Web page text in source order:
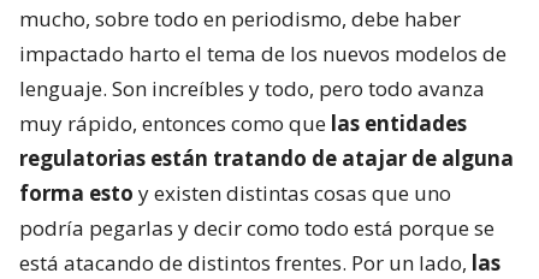
mucho, sobre todo en periodismo, debe haber
impactado harto el tema de los nuevos modelos de
lenguaje. Son increíbles y todo, pero todo avanza
muy rápido, entonces como que las entidades
regulatorias están tratando de atajar de alguna
forma esto y existen distintas cosas que uno
podría pegarlas y decir como todo está porque se
está atacando de distintos frentes. Por un lado, las